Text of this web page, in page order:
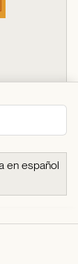
en español